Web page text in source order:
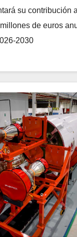
su contribución
de euros
2030